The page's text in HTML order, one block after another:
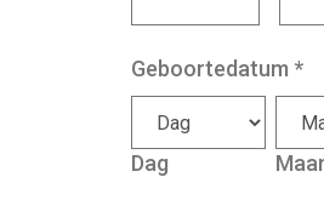
Geboortedatum *
Dag